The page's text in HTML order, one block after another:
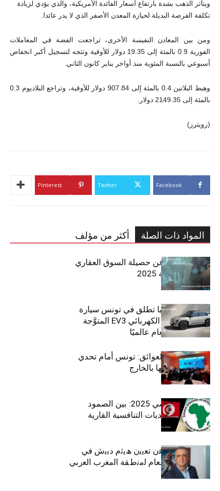
ويتأثر الذهب بشدة بارتفاع أسعار الفائدة الأمريكية، والذي يؤدي لزيادة
تكلفة الفرصة البديلة لحيازة المعدن الأصفر الذي لا يدر عائدا.
ومن بين المعادن النفيسة الأخرى، تراجعت الفضة في المعاملات
الفورية 0.9 بالمئة إلى 19.35 دولار للأوقية وتتجه لتسجيل أكبر انخفاض
أسبوعي بالنسبة المئوية منذ أواخر يناير كانون الثاني.
وهبط البلاتين 0.4 بالمئة إلى 907.84 دولار للأوقية، وتراجع البلاديوم 0.3
بالمئة إلى 2149.35 دولار.
(رويترز)
Facebook
Twitter
Pinterest
المواد ذات الصلة أكثر من مؤلف
مبوب تكشف عن حصيلة السوق العقاري
في تونس لسنة 2025
سيتي كارز – كيا تطلق في تونس سيارة
الـدفع الرباعي الكهربائي EV3 المتوَّجة
بلقب سيارة العام عالميًا
بين الطموح والعوائق: تونس أمام تحدي
استعادة كفاءاتها بالخارج
الاقتصاد التونسي 2025: بين الصمود
الاجتماعي وتحديات التنافسية القارية
ﺗﯾﺗرا ﺑﺎك ﺗﻌﻠن ﻋن ﺗﻌﯾﯾن ھﯾﺛم دﺑﯾش ﻓﻲ
ﻣﻧﺻب اﻟﻣدﯾر اﻟﻌﺎم ﻟﻣﻧطﻘﺔ اﻟﻣﻐرب اﻟﻌرﺑﻲ
وﻏرب أﻓرﯾﻘﯾﺎ